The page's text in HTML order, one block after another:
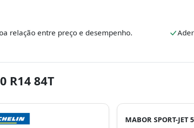
relação entre preço e desempenho.
R14 84T
MABOR SPORT-JET 5